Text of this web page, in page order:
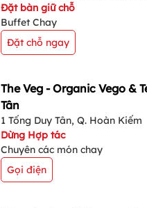
Đặt bàn giữ chỗ
Buffet Chay
Đặt chỗ ngay
The Veg - Organic Vego &
Tân
1 Tống Duy Tân, Q. Hoàn Kiếm
Dừng Hợp tác
Chuyên các món chay
Gọi điện